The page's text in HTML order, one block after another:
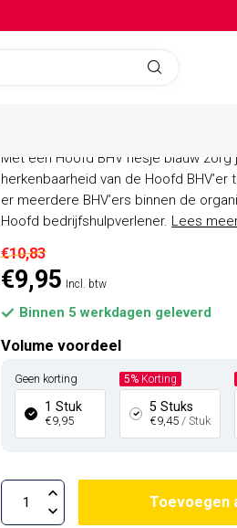
Met een Hoofd BHV hesje blauw
herkenbaarheid van de Hoofd
er meerdere BHV’ers binnen de
Hoofd bedrijfshulpverlener. Lees
€10,83
€9,95 Incl. btw
Binnen 5 werkdagen geleverd
Volume voordeel
Geen korting
1 Stuk
€9,95
5% Korting
5 Stuks
€9,45 / Stuk
Toevoegen